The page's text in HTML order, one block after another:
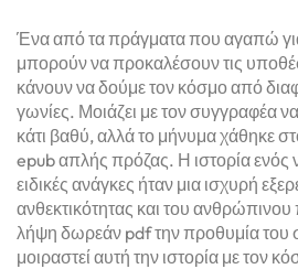
Ένα από τα πράγματα που αγαπώ για
μπορούν να προκαλέσουν τις
κάνουν να δούμε τον κόσμο από
γωνίες. Μοιάζει με τον συγγραφέα
κάτι βαθύ, αλλά το μήνυμα χάθηκε
epub απλής πρόζας. Η ιστορία
ειδικές ανάγκες ήταν μια ισχυρή
ανθεκτικότητας και του
λήψη δωρεάν pdf την προθυμία του
μοιραστεί αυτή την ιστορία με τον